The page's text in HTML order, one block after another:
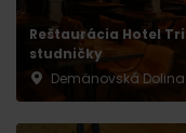
Reštaurácia Hotel Tri
studničky
Demänovská Dolina